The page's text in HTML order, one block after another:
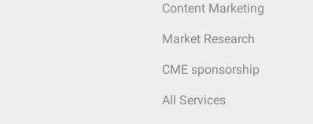
Content Marketing
Market Research
CME sponsorship
All Services